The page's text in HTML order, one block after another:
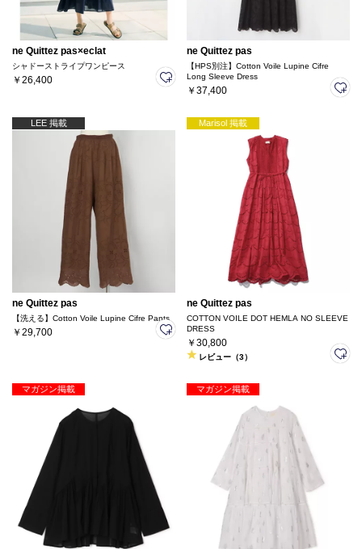
ne Quittez pas×eclat
シャドーストライプワンピース
￥26,400
ne Quittez pas
【HPS別注】Cotton Voile Lupine Cifre
Long Sleeve Dress
￥37,400
LEE 掲載
ne Quittez pas
【洗える】Cotton Voile Lupine Cifre Pants
￥29,700
Marisol 掲載
ne Quittez pas
COTTON VOILE DOT HEMLA NO SLEEVE
DRESS
￥30,800
レビュー（3）
マガジン掲載 マガジン掲載